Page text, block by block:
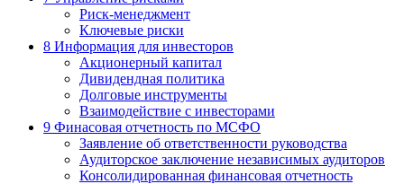
Риск-менеджмент
Ключевые риски
8 Информация для инвесторов
Акционерный капитал
Дивидендная политика
Долговые инструменты
Взаимодействие с инвеcторами
9 Финасовая отчетность по МСФО
Заявление об ответственности руководства
Аудиторское заключение независимых аудиторов
Консолидированная финансовая отчетность